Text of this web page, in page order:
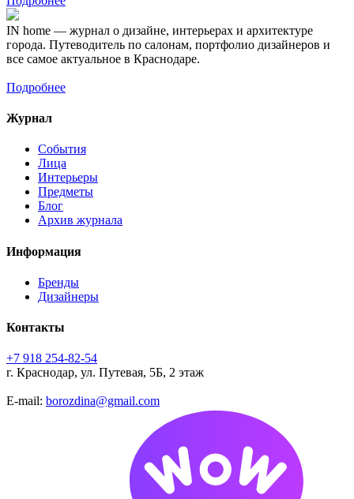
IN home — журнал о дизайне, интерьерах и архитектуре
города. Путеводитель по салонам, портфолио дизайнеров и
все самое актуальное в Краснодаре.
Подробнее
Журнал
События
Лица
Интерьеры
Предметы
Блог
Архив журнала
Информация
Бренды
Дизайнеры
Контакты
+7 918 254-82-54
г. Краснодар, ул. Путевая, 5Б, 2 этаж
E-mail: borozdina@gmail.com